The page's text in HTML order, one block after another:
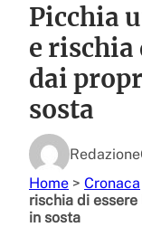
Picchia
e rischia
dai
sosta
Redazione
Home > Cronaca
rischia di
in sosta